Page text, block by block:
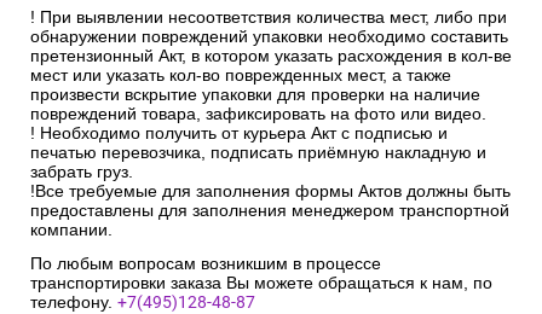
! При выявлении несоответствия количества мест, либо при
обнаружении повреждений упаковки необходимо составить
претензионный Акт, в котором указать расхождения в кол-ве
мест или указать кол-во поврежденных мест, а также
произвести вскрытие упаковки для проверки на наличие
повреждений товара, зафиксировать на фото или видео.
! Необходимо получить от курьера Акт с подписью и
печатью перевозчика, подписать приёмную накладную и
забрать груз.
!Все требуемые для заполнения формы Актов должны быть
предоставлены для заполнения менеджером транспортной
компании.
По любым вопросам возникшим в процессе
транспортировки заказа Вы можете обращаться к нам, по
телефону. +7(495)128-48-87